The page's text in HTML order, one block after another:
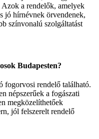
Azok a rendelők, amelyek
jó hírnévnek örvendenek,
színvonalú szolgáltatást
Budapesten?
fogorvosi rendelő található.
népszerűek a fogászati
megközelíthetőek
jól felszerelt rendelő